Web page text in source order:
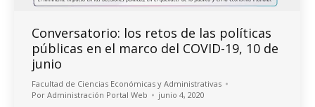
Conversatorio: los retos de las políticas
públicas en el marco del COVID-19, 10 de
junio
Facultad de Ciencias Económicas y Administrativas
Por Administración Portal Web junio 4, 2020